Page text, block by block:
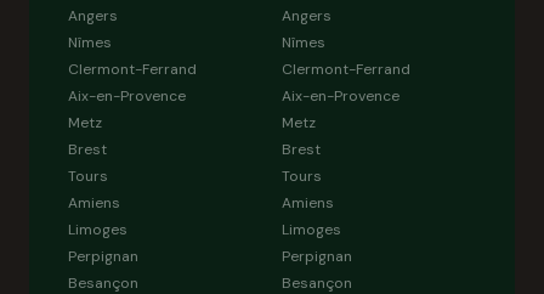
Angers
Nîmes
Clermont-Ferrand
Aix-en-Provence
Metz
Brest
Tours
Amiens
Limoges
Perpignan
Besançon
Angers
Nîmes
Clermont-Ferrand
Aix-en-Provence
Metz
Brest
Tours
Amiens
Limoges
Perpignan
Besançon